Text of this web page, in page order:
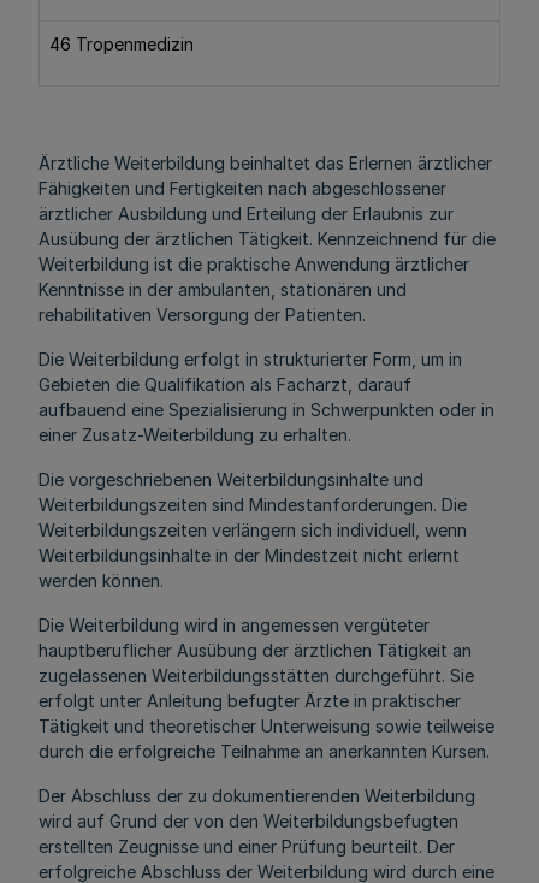
46 Tropenmedizin
Ärztliche Weiterbildung beinhaltet das Erlernen ärztlicher
Fähigkeiten und Fertigkeiten nach abgeschlossener
ärztlicher Ausbildung und Erteilung der Erlaubnis zur
Ausübung der ärztlichen Tätigkeit. Kennzeichnend für die
Weiterbildung ist die praktische Anwendung ärztlicher
Kenntnisse in der ambulanten, stationären und
rehabilitativen Versorgung der Patienten.
Die Weiterbildung erfolgt in strukturierter Form, um in
Gebieten die Qualifikation als Facharzt, darauf
aufbauend eine Spezialisierung in Schwerpunkten oder in
einer Zusatz-Weiterbildung zu erhalten.
Die vorgeschriebenen Weiterbildungsinhalte und
Weiterbildungszeiten sind Mindestanforderungen. Die
Weiterbildungszeiten verlängern sich individuell, wenn
Weiterbildungsinhalte in der Mindestzeit nicht erlernt
werden können.
Die Weiterbildung wird in angemessen vergüteter
hauptberuflicher Ausübung der ärztlichen Tätigkeit an
zugelassenen Weiterbildungsstätten durchgeführt. Sie
erfolgt unter Anleitung befugter Ärzte in praktischer
Tätigkeit und theoretischer Unterweisung sowie teilweise
durch die erfolgreiche Teilnahme an anerkannten Kursen.
Der Abschluss der zu dokumentierenden Weiterbildung
wird auf Grund der von den Weiterbildungsbefugten
erstellten Zeugnisse und einer Prüfung beurteilt. Der
erfolgreiche Abschluss der Weiterbildung wird durch eine